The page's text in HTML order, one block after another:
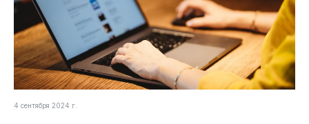
4 сентября 2024 г.